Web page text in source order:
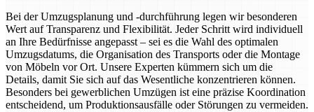
Bei der Umzugsplanung und -durchführung legen wir besonderen
Wert auf Transparenz und Flexibilität. Jeder Schritt wird individuell
an Ihre Bedürfnisse angepasst – sei es die Wahl des optimalen
Umzugsdatums, die Organisation des Transports oder die Montage
von Möbeln vor Ort. Unsere Experten kümmern sich um die
Details, damit Sie sich auf das Wesentliche konzentrieren können.
Besonders bei gewerblichen Umzügen ist eine präzise Koordination
entscheidend, um Produktionsausfälle oder Störungen zu vermeiden.